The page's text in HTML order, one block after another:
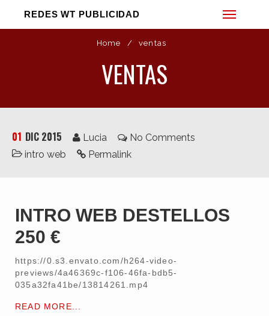
REDES WT PUBLICIDAD
Fotografía
Impresión
Home / ventas
VENTAS
01 DIC 2015 Lucia
No Comments
intro web
Permalink
INTRO WEB DESTELLOS
250 €
https://0.s3.envato.com/h264-video-
previews/4a46369c-f106-46fa-bdb5-
035a32fa41be/13814261.mp4
READ MORE...